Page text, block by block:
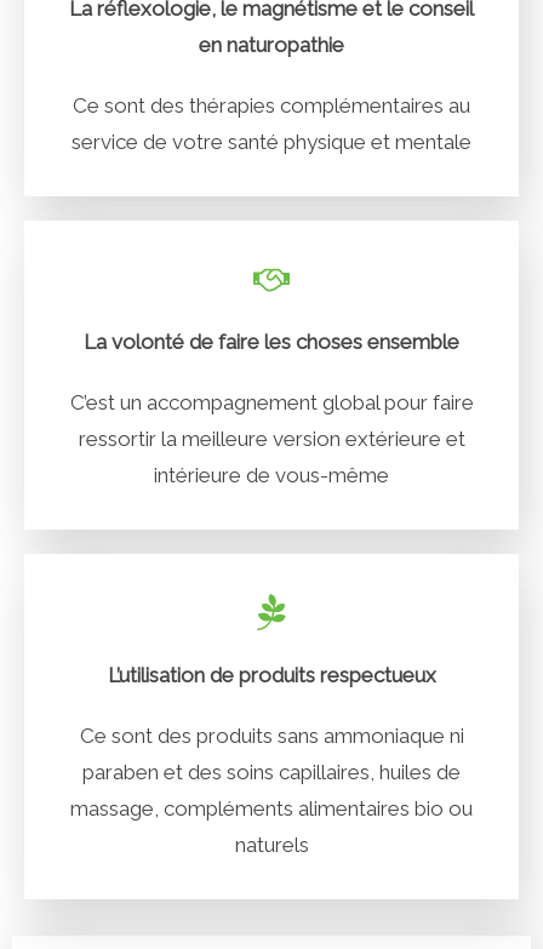
La réflexologie, le magnétisme et le conseil
en naturopathie
Ce sont des thérapies complémentaires au
service de votre santé physique et mentale
La volonté de faire les choses ensemble
C’est un accompagnement global pour faire
ressortir la meilleure version extérieure et
intérieure de vous-même
L’utilisation de produits respectueux
Ce sont des produits sans ammoniaque ni
paraben et des soins capillaires, huiles de
massage, compléments alimentaires bio ou
naturels